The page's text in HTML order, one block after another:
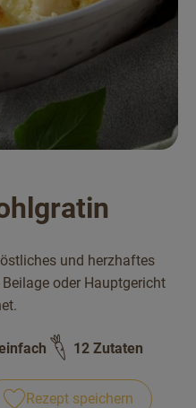
und herzhaftes
oder Hauptgericht
12 Zutaten
Rezept speichern